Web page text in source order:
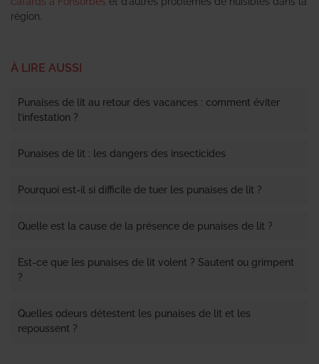
région.
À LIRE AUSSI
Punaises de lit au retour des vacances : comment éviter
l’infestation ?
Punaises de lit : les dangers des insecticides
Pourquoi est-il si difficile de tuer les punaises de lit ?
Quelle est la cause de la présence de punaises de lit ?
Est-ce que les punaises de lit volent ? Sautent ou grimpent
?
Quelles odeurs détestent les punaises de lit et les
repoussent ?